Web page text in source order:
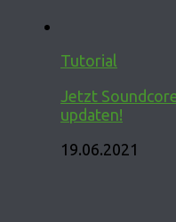
Tutorial
Jetzt
updaten!
19.06.2021